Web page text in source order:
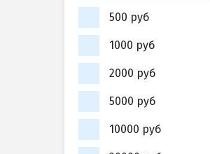
500 руб
1000 руб
2000 руб
5000 руб
10000 руб